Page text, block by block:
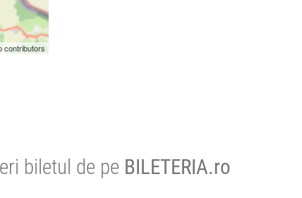
contributors
biletul de pe BILETERIA.ro